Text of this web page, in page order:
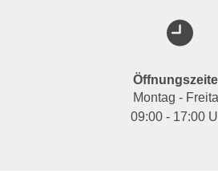
Montag -
09:00 - 17:00